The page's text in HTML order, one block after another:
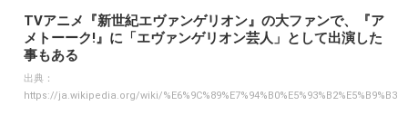
TVアニメ『新世紀エヴァンゲリオン』の大ファンで、『ア
メトーーク!』に「エヴァンゲリオン芸人」として出演した
事もある
出典：
https://ja.wikipedia.org/wiki/%E6%9C%89%E7%94%B0%E5%93%B2%E5%B9%B3